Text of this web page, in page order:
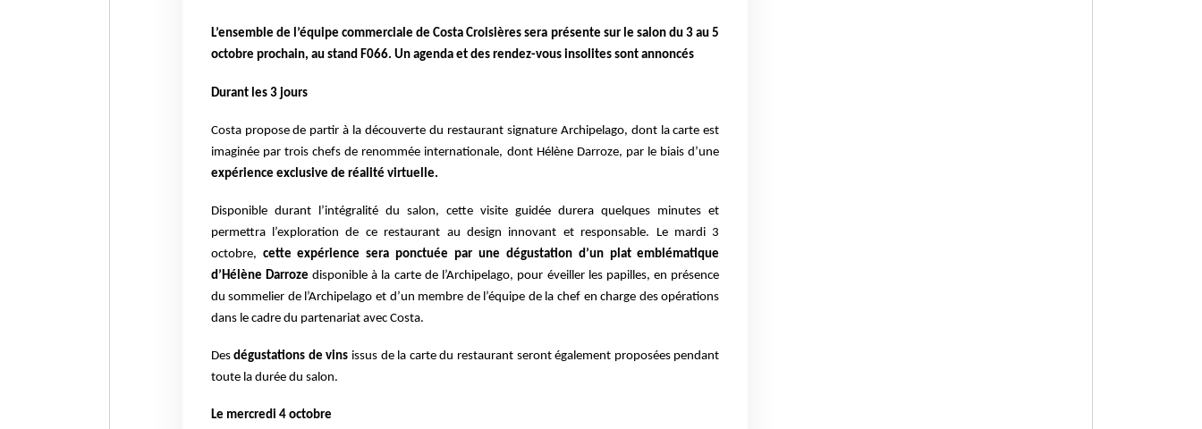
L’ensemble de l’équipe commerciale de Costa Croisières sera présente sur le salon du 3 au 5
octobre prochain, au stand F066. Un agenda et des rendez-vous insolites sont annoncés
Durant les 3 jours
Costa propose de partir à la découverte du restaurant signature Archipelago, dont la carte est
imaginée par trois chefs de renommée internationale, dont Hélène Darroze, par le biais d’une
expérience exclusive de réalité virtuelle.
Disponible durant l’intégralité du salon, cette visite guidée durera quelques minutes et
permettra l’exploration de ce restaurant au design innovant et responsable. Le mardi 3
octobre, cette expérience sera ponctuée par une dégustation d’un plat emblématique
d’Hélène Darrozedisponible à la carte de l’Archipelago, pour éveiller les papilles, en présence
du sommelier de l’Archipelago et d’un membre de l’équipe de la chef en charge des opérations
dans le cadre du partenariat avec Costa.
Desdégustations de vins issus de la carte du restaurant seront également proposées pendant
toute la durée du salon.
Le mercredi 4 octobre